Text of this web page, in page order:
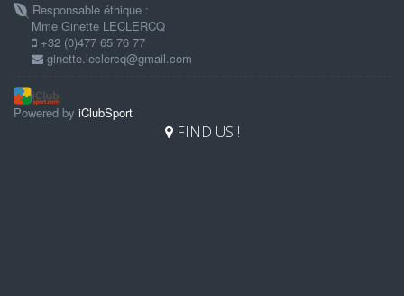
Responsable éthique :
Mme Ginette LECLERCQ
+32 (0)477 65 76 77
ginette.leclercq@gmail.com
Powered by iClubSport
FIND US !